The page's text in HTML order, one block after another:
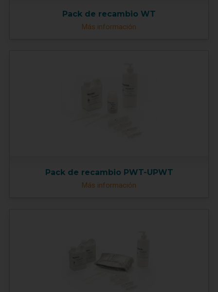
Pack de recambio WT
Más información
Pack de recambio PWT-UPWT
Más información